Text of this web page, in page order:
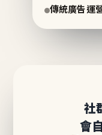
傳統廣告運
社
會